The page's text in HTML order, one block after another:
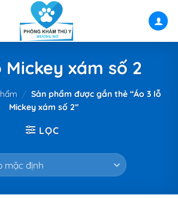
Mickey xám số 2
/ Sản phẩm được gắn thẻ “Áo 3 lỗ
Mickey xám số 2”
LỌC